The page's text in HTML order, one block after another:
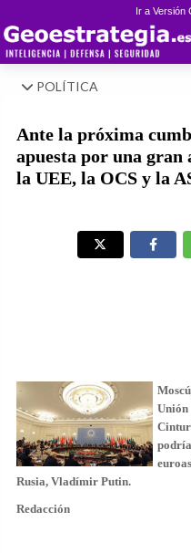
Ir a Versión
POLÍTICA
Ante la próxima
apuesta por una gran
la UEE, la OCS y la
Rusia, Vladímir Putin.
Redacción